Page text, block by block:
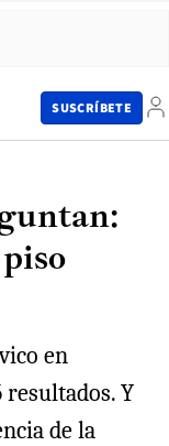
SUSCRÍBETE
en
Y
de la